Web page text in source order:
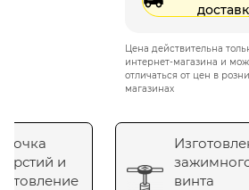
Цена действительна
интернет-магазина и
отличаться от цен в
магазинах
и
винта